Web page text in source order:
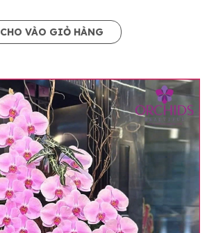
CHO VÀO GIỎ HÀNG